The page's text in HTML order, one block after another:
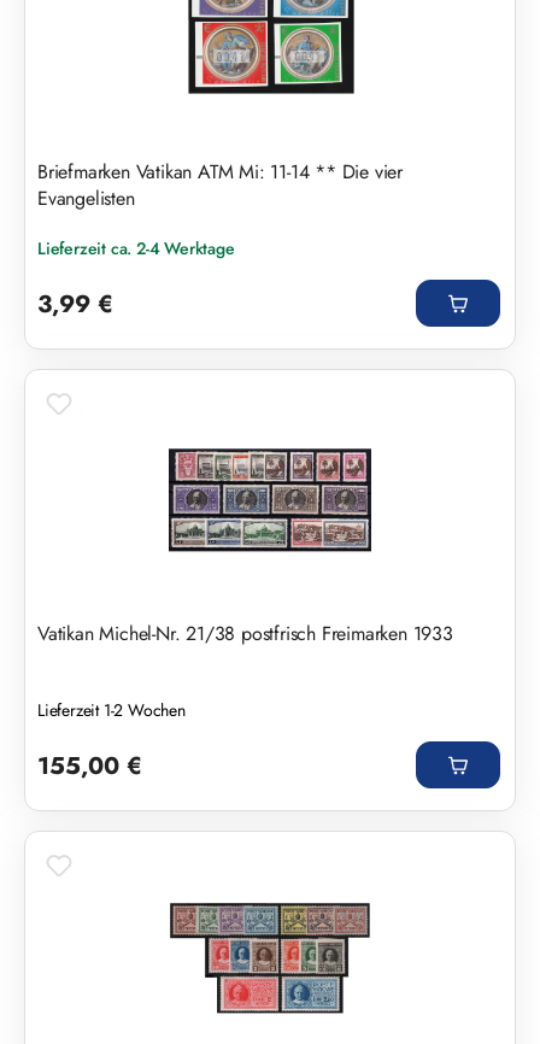
Briefmarken Vatikan ATM Mi: 11-14 ** Die vier
Evangelisten
Lieferzeit ca. 2-4 Werktage
3,99 €
Vatikan Michel-Nr. 21/38 postfrisch Freimarken 1933
Lieferzeit 1-2 Wochen
155,00 €